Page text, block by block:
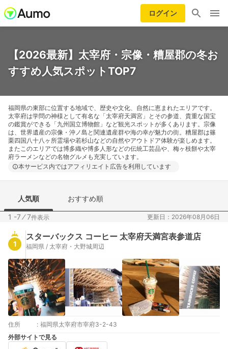
ログイン
【2026最新】太宰府・宗像・糟屋郡の冬お
すすめ人気スポットTOP7
福岡県の東部に位置する地域で、歴史や文化、自然に恵まれたエリアです。
太宰府は学問の神様として有名な「太宰府天満宮」とその参道、貴重な国宝
の鑑賞ができる「九州国立博物館」など観光スポットが多くあります。宗像
は、世界遺産の宗像・沖ノ島と関連遺産群や海の幸が魅力の街。糟屋郡は篠
栗四国八十八ヶ所霊場や若杉山などの自然やアウトドア体験が楽しめます。
またこのエリアでは博多織や博多人形などの伝統工芸品や、梅ヶ枝餅や太宰
府ラーメンなどの名物グルメも充実しています。
本サービス内ではアフィリエイト広告を利用しています
人気順 おすすめ順
1 -7 ⁄7件表示 更新日：2026年08月06日
1
スターバックス コーヒー 太宰府天満宮表参道店
福岡県 / 太宰府・大野城周辺
住所 : 福岡県太宰府市宰府3-2-43
外部サイトで見る